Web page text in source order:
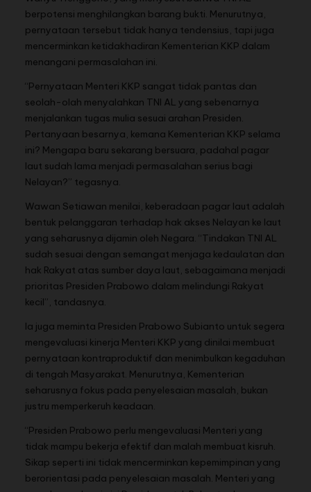
berpotensi menghilangkan barang bukti. Menurutnya,
pernyataan tersebut tidak hanya tendensius, tapi juga
mencerminkan ketidakhadiran Kementerian KKP dalam
menangani permasalahan ini.
“Pernyataan Menteri KKP sangat tidak pantas dan
seolah-olah menyalahkan TNI AL yang sebenarnya
menjalankan tugas mulia sesuai arahan Presiden.
Pertanyaan besarnya, kemana Kementerian KKP selama
ini? Mengapa baru sekarang bersuara, padahal pagar
laut sudah lama menjadi permasalahan serius bagi
Nelayan?” tegasnya.
Wawan Setiawan menilai, keberadaan pagar laut adalah
bentuk pelanggaran terhadap hak akses Nelayan ke laut
yang seharusnya dijamin oleh Negara. “Tindakan TNI AL
sudah sesuai dengan semangat menjaga kedaulatan dan
hak Rakyat atas sumber daya laut, sebagaimana menjadi
prioritas Presiden Prabowo dalam melindungi Rakyat
kecil”, tandasnya.
Ia juga meminta Presiden Prabowo Subianto untuk segera
mengevaluasi kinerja Menteri KKP yang dinilai membuat
pernyataan kontraproduktif dan menimbulkan kegaduhan
di tengah Masyarakat. Menurutnya, Kementerian
seharusnya fokus pada penyelesaian masalah, bukan
justru memperkeruh keadaan.
“Presiden Prabowo perlu mengevaluasi Menteri yang
tidak mampu bekerja efektif dan malah membuat kisruh.
Sikap seperti ini tidak mencerminkan kepemimpinan yang
berorientasi pada penyelesaian masalah. Menteri yang